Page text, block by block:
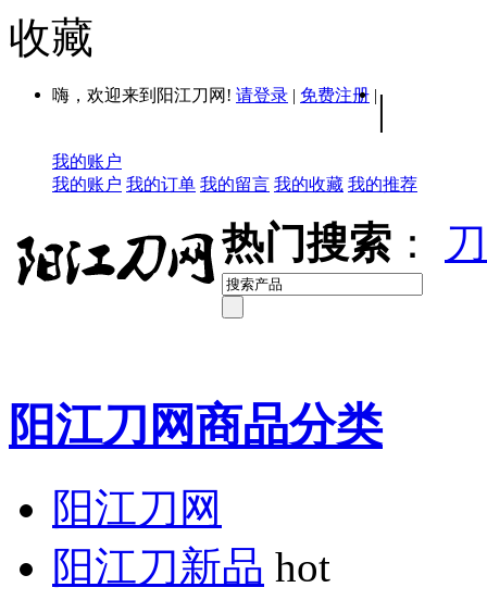
收藏
嗨，欢迎来到阳江刀网! 请登录 | 免费注册 | |
我的账户
我的账户 我的订单 我的留言 我的收藏 我的推荐
热门搜索 ：
阳江刀网商品分类
阳江刀网
阳江刀新品 hot